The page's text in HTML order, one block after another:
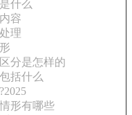
什么
容
理
分是怎样的
括什么
形有哪些